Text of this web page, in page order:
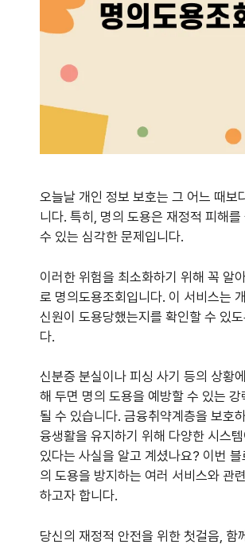
오늘날 개인 정보 보호는 그 어느 때보
니다. 특히, 명의 도용은 재정적 피해를
수 있는 심각한 문제입니다.
이러한 위험을 최소화하기 위해 꼭 알
로 명의도용조회입니다. 이 서비스는
신원이 도용당했는지를 확인할 수 있
다.
신분증 분실이나 피싱 사기 등의 상황
해 두면 명의 도용을 예방할 수 있는 강
될 수 있습니다. 금융취약계층을 보호
융생활을 유지하기 위해 다양한 시스
있다는 사실을 알고 계셨나요? 이번
의 도용을 방지하는 여러 서비스와 관
하고자 합니다.
당신의 재정적 안전을 위한 첫걸음, 함